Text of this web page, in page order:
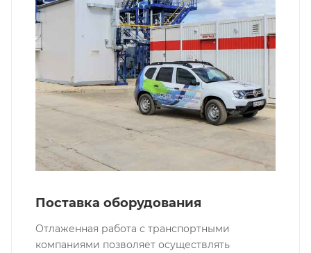
Поставка оборудования
Отлаженная работа с транспортными
компаниями позволяет осуществлять